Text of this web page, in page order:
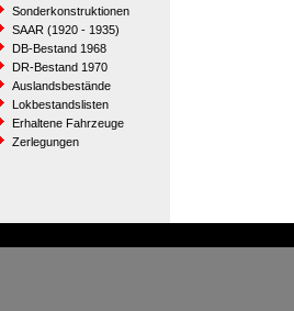
Sonderkonstruktionen
SAAR (1920 - 1935)
DB-Bestand 1968
DR-Bestand 1970
Auslandsbestände
Lokbestandslisten
Erhaltene Fahrzeuge
Zerlegungen